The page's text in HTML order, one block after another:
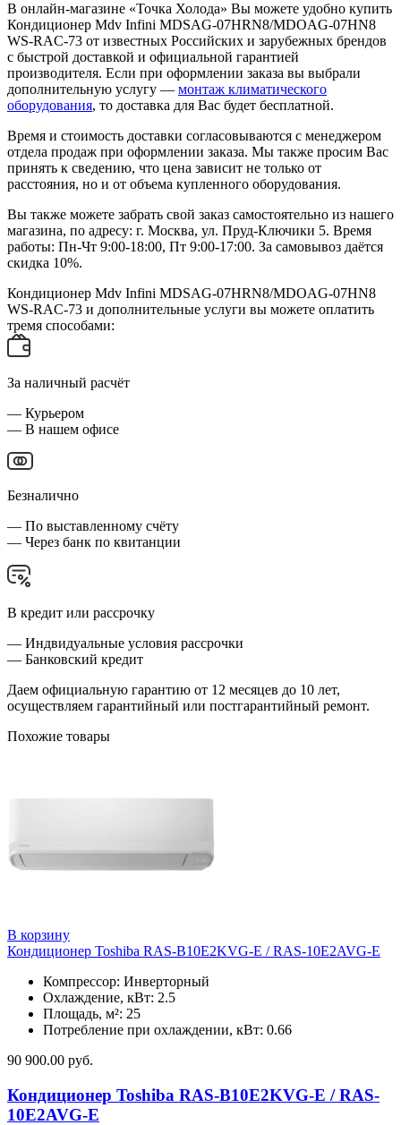
В онлайн-магазине «Точка Холода» Вы можете удобно купить
Кондиционер Mdv Infini MDSAG-07HRN8/MDOAG-07HN8
WS-RAC-73 от известных Российских и зарубежных брендов
с быстрой доставкой и официальной гарантией
производителя. Если при оформлении заказа вы выбрали
дополнительную услугу — монтаж климатического
оборудования, то доставка для Вас будет бесплатной.
Время и стоимость доставки согласовываются с менеджером
отдела продаж при оформлении заказа. Мы также просим Вас
принять к сведению, что цена зависит не только от
расстояния, но и от объема купленного оборудования.
Вы также можете забрать свой заказ самостоятельно из нашего
магазина, по адресу: г. Москва, ул. Пруд-Ключики 5. Время
работы: Пн-Чт 9:00-18:00, Пт 9:00-17:00. За самовывоз даётся
скидка 10%.
Кондиционер Mdv Infini MDSAG-07HRN8/MDOAG-07HN8
WS-RAC-73 и дополнительные услуги вы можете оплатить
тремя способами:
За наличный расчёт
— Курьером
— В нашем офисе
Безналично
— По выставленному счёту
— Через банк по квитанции
В кредит или рассрочку
— Индвидуальные условия рассрочки
— Банковский кредит
Даем официальную гарантию от 12 месяцев до 10 лет,
осуществляем гарантийный или постгарантийный ремонт.
Похожие товары
В корзину
Кондиционер Toshiba RAS-B10E2KVG-E / RAS-10E2AVG-E
Компрессор: Инверторный
Охлаждение, кВт: 2.5
Площадь, м²: 25
Потребление при охлаждении, кВт: 0.66
90 900.00 руб.
Кондиционер Toshiba RAS-B10E2KVG-E / RAS-
10E2AVG-E